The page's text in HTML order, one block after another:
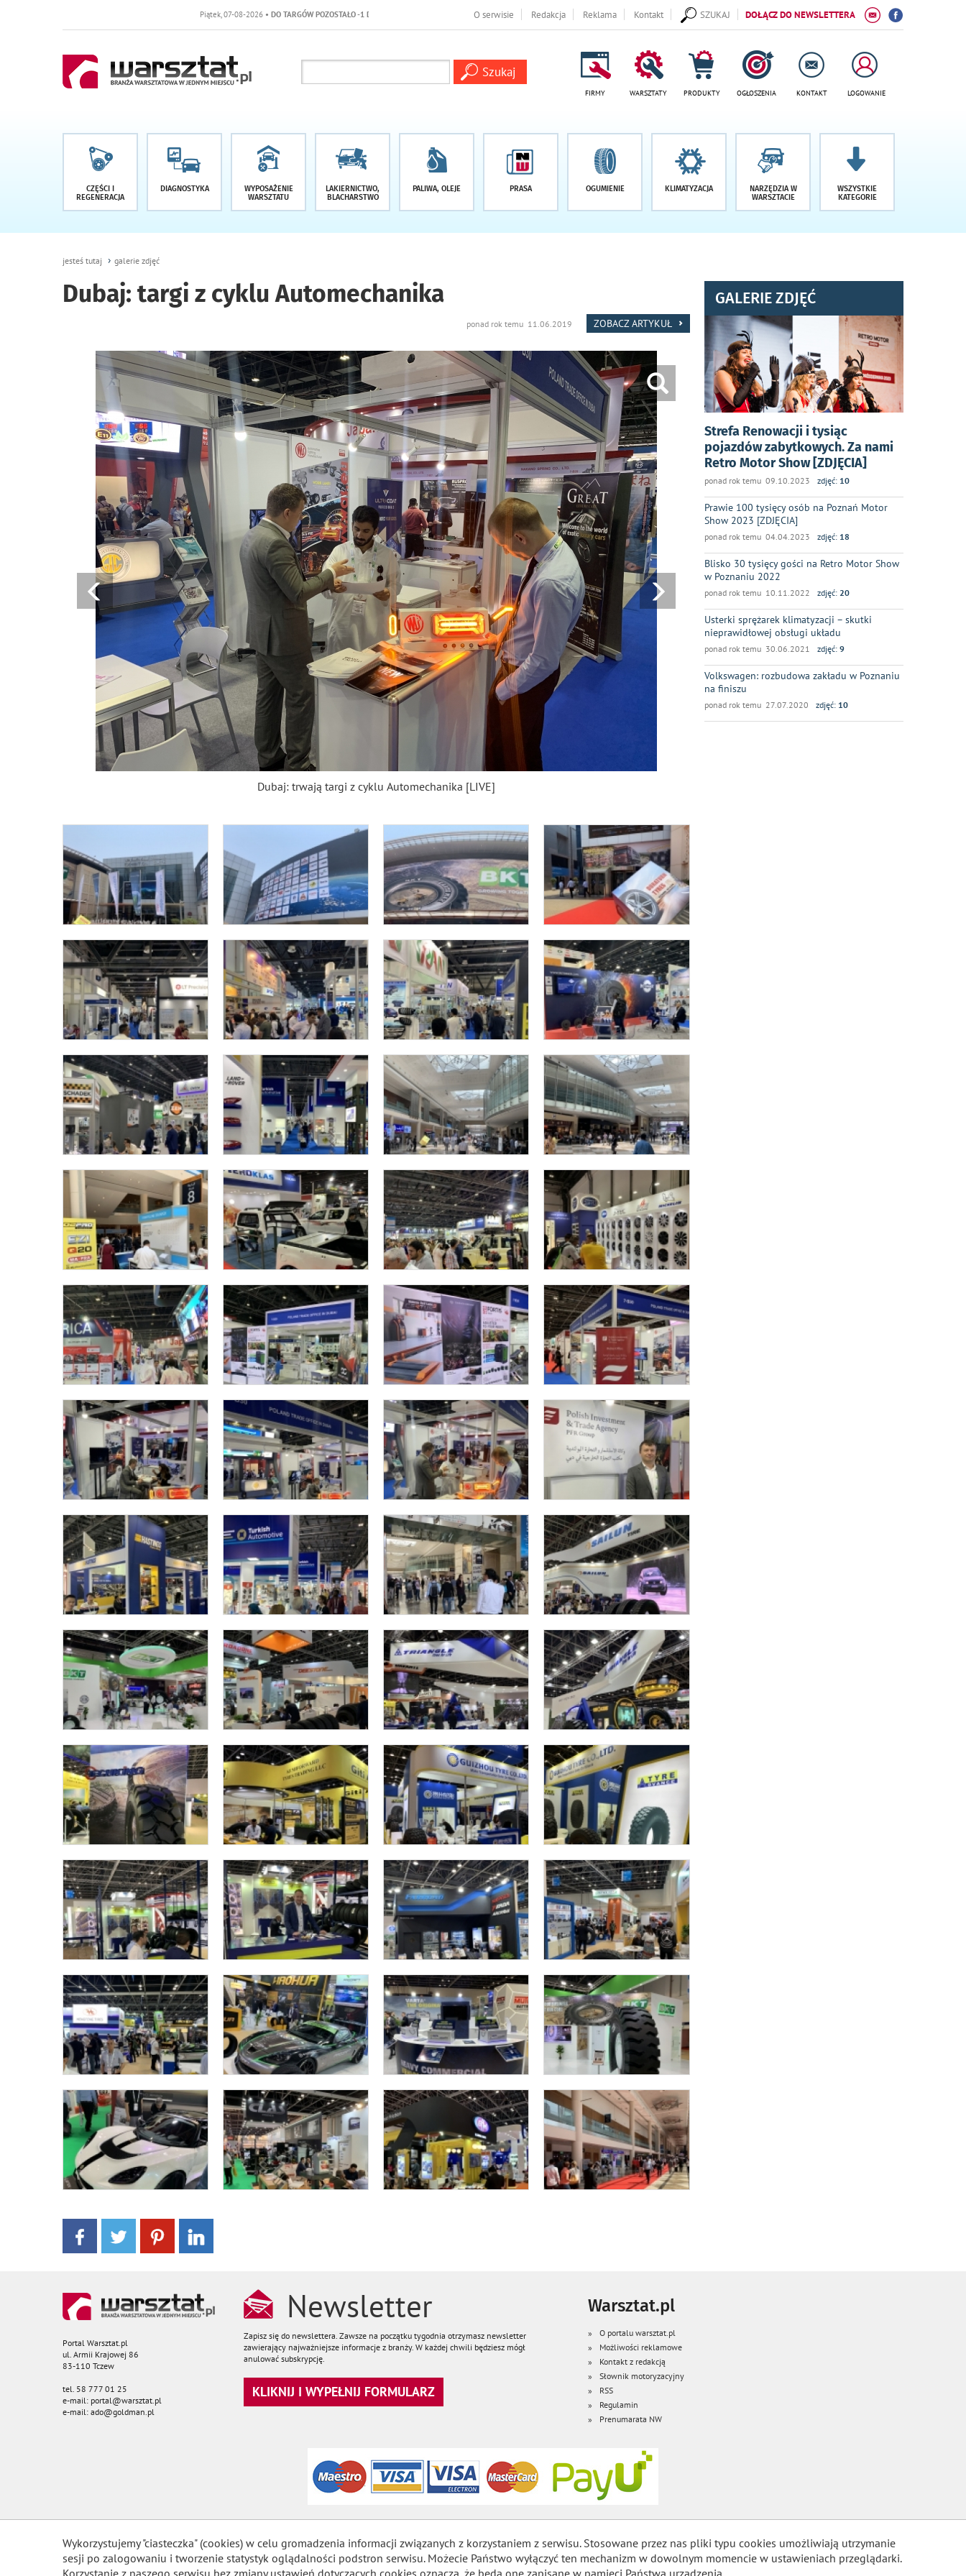
Piątek, 07-08-2026• DO TARGÓW POZOSTAŁO -1 DNI O serwisie Redakcja Reklama Kontakt DOŁĄCZ DO NEWSLETTERA
SZUKAJ
FIRMY WARSZTATY PRODUKTY OGŁOSZENIA KONTAKT LOGOWANIE
CZĘŚCI I
REGENERACJA
DIAGNOSTYKA
WYPOSAŻENIE
WARSZTATU
LAKIERNICTWO,
BLACHARSTWO
PALIWA, OLEJE PRASA OGUMIENIE KLIMATYZACJA
NARZĘDZIA W
WARSZTACIE
WSZYSTKIE
KATEGORIE
jesteś tutaj galerie zdjęć
Dubaj: targi z cyklu Automechanika
ponad rok temu 11.06.2019 ZOBACZ ARTYKUŁ
Dubaj: trwają targi z cyklu Automechanika [LIVE]
GALERIE ZDJĘĆ
Strefa Renowacji i tysiąc
pojazdów zabytkowych. Za nami
Retro Motor Show [ZDJĘCIA]
ponad rok temu 09.10.2023 zdjęć: 10
Prawie 100 tysięcy osób na Poznań Motor
Show 2023 [ZDJĘCIA]
ponad rok temu 04.04.2023 zdjęć: 18
Blisko 30 tysięcy gości na Retro Motor Show
w Poznaniu 2022
ponad rok temu 10.11.2022 zdjęć: 20
Usterki sprężarek klimatyzacji – skutki
nieprawidłowej obsługi układu
ponad rok temu 30.06.2021 zdjęć: 9
Volkswagen: rozbudowa zakładu w Poznaniu
na finiszu
ponad rok temu 27.07.2020 zdjęć: 10
Portal Warsztat.pl
ul. Armii Krajowej 86
83-110 Tczew
tel. 58 777 01 25
e-mail: portal@warsztat.pl
e-mail: ado@goldman.pl
Newsletter
Zapisz się do newslettera. Zawsze na początku tygodnia otrzymasz newsletter
zawierający najważniejsze informacje z branży. W każdej chwili będziesz mógł
anulować subskrypcję.
KLIKNIJ I WYPEŁNIJ FORMULARZ
Warsztat.pl
O portalu warsztat.pl
Możliwości reklamowe
Kontakt z redakcją
Słownik motoryzacyjny
RSS
Regulamin
Prenumarata NW
Wykorzystujemy "ciasteczka" (cookies) w celu gromadzenia informacji związanych z korzystaniem z serwisu. Stosowane przez nas pliki typu cookies umożliwiają utrzymanie
sesji po zalogowaniu i tworzenie statystyk oglądalności podstron serwisu. Możecie Państwo wyłączyć ten mechanizm w dowolnym momencie w ustawieniach przeglądarki.
Korzystanie z naszego serwisu bez zmiany ustawień dotyczących cookies oznacza, że będą one zapisane w pamięci Państwa urządzenia.